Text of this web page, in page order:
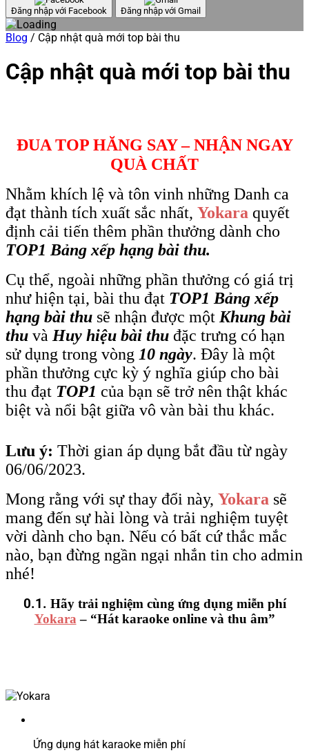
Đăng nhập với Facebook Đăng nhập với Gmail
Blog / Cập nhật quà mới top bài thu
Cập nhật quà mới top bài thu
ĐUA TOP HĂNG SAY – NHẬN NGAY
QUÀ CHẤT
Nhằm khích lệ và tôn vinh những Danh ca
đạt thành tích xuất sắc nhất, Yokara quyết
định cải tiến thêm phần thưởng dành cho
TOP1 Bảng xếp hạng bài thu.
Cụ thể, ngoài những phần thưởng có giá trị
như hiện tại, bài thu đạt TOP1 Bảng xếp
hạng bài thu sẽ nhận được một Khung bài
thu và Huy hiệu bài thu đặc trưng có hạn
sử dụng trong vòng 10 ngày. Đây là một
phần thưởng cực kỳ ý nghĩa giúp cho bài
thu đạt TOP1 của bạn sẽ trở nên thật khác
biệt và nổi bật giữa vô vàn bài thu khác.
Lưu ý: Thời gian áp dụng bắt đầu từ ngày
06/06/2023.
Mong rằng với sự thay đổi này, Yokara sẽ
mang đến sự hài lòng và trải nghiệm tuyệt
vời dành cho bạn. Nếu có bất cứ thắc mắc
nào, bạn đừng ngần ngại nhắn tin cho admin
nhé!
0.1. Hãy trải nghiệm cùng ứng dụng miễn phí
Yokara – “Hát karaoke online và thu âm”
Ứng dụng hát karaoke miễn phí